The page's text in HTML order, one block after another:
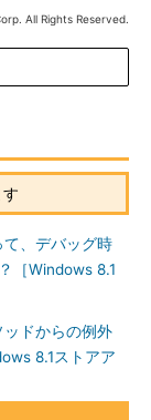
All Rights Reserved.
、デバッグ時
［Windows 8.1
ドからの例外
8.1ストアア